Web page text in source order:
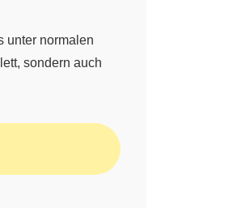
unter normalen
sondern auch